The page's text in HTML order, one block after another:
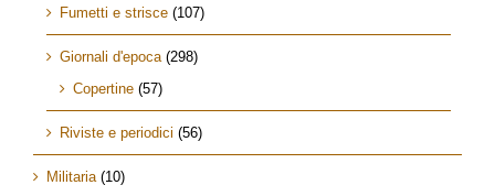
Fumetti e strisce (107)
Giornali d'epoca (298)
Copertine (57)
Riviste e periodici (56)
Militaria (10)